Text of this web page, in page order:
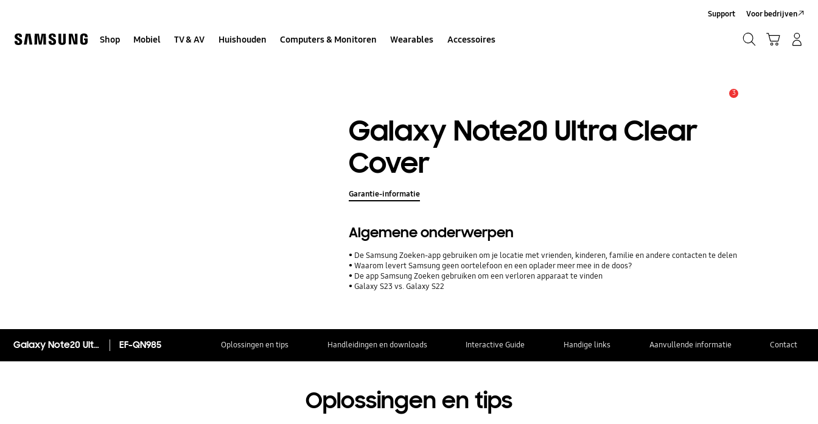
Shop Mobiel TV & AV Huishouden Computers & Monitoren Wearables Accessoires
Support Voor bedrijven
3
Galaxy Note20 Ultra Clear
Cover
Garantie-informatie
Algemene onderwerpen
De Samsung Zoeken-app gebruiken om je locatie met vrienden, kinderen, familie en andere contacten te delen
Waarom levert Samsung geen oortelefoon en een oplader meer mee in de doos?
De app Samsung Zoeken gebruiken om een verloren apparaat te vinden
Galaxy S23 vs. Galaxy S22
Galaxy Note20 Ultra Clear Cover EF-QN985 Oplossingen en tips Handleidingen en downloads Interactive Guide Handige links Aanvullende informatie Contact
Oplossingen en tips